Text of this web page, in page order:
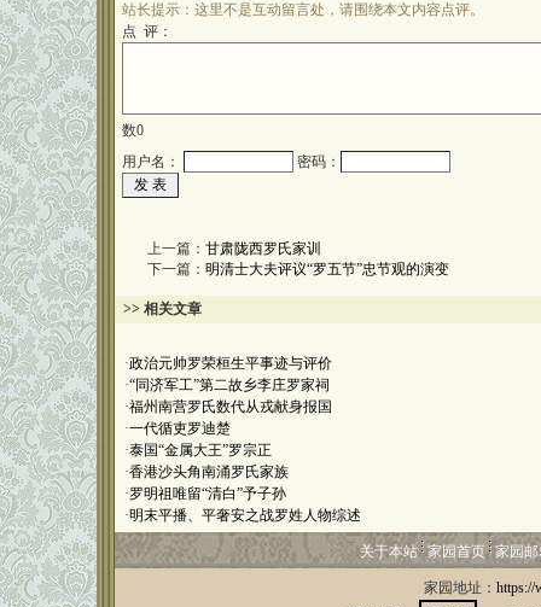
站长提示：这里不是互动留言处，请围绕本文内容点评。
点 评：
数0
用户名：
密码：
上一篇： 甘肃陇西罗氏家训
下一篇： 明清士大夫评议“罗五节”忠节观的演变
>> 相关文章
·政治元帅罗荣桓生平事迹与评价
·“同济军工”第二故乡李庄罗家祠
·福州南营罗氏数代从戎献身报国
·一代循吏罗迪楚
·泰国“金属大王”罗宗正
·香港沙头角南涌罗氏家族
·罗明祖唯留“清白”予子孙
·明末平播、平奢安之战罗姓人物综述
关于本站 家园首页 家园
家园地址： https://